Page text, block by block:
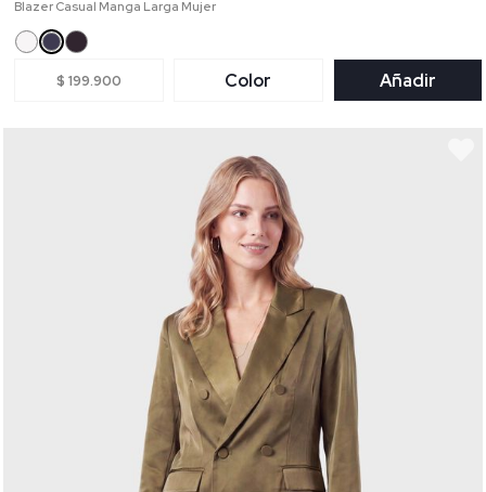
Blazer Casual Manga Larga Mujer
$ 199.900 Color Añadir